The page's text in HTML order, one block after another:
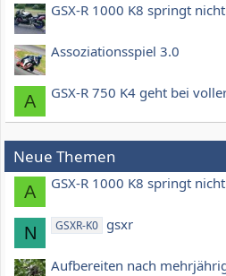
GSX-R 1000 K8 springt
Assoziationsspiel 3.0
A GSX-R 750 K4 geht bei
Neue Themen
A GSX-R 1000 K8 springt
N GSXR-K0 gsxr
Aufbereiten nach